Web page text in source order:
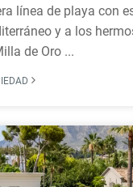
línea de playa con
y a los
de Oro ...